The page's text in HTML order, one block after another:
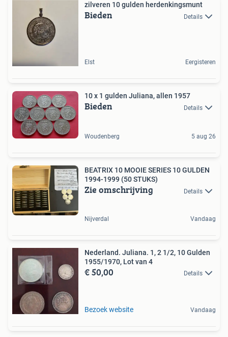
zilveren 10 gulden herdenkingsmunt
Bieden Details
Elst Eergisteren
10 x 1 gulden Juliana, allen 1957
Bieden Details
Woudenberg 5 aug 26
BEATRIX 10 MOOIE SERIES 10 GULDEN
1994-1999 (50 STUKS)
Zie omschrijving Details
Nijverdal Vandaag
Nederland. Juliana. 1, 2 1/2, 10 Gulden
1955/1970, Lot van 4
€ 50,00 Details
Bezoek website Vandaag